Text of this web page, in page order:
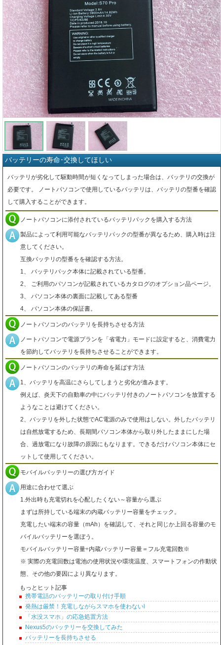
バッテリーの寿命･交換してほしい
バッテリが劣化して駆動時間が短くなってしまった場合は、バッテリの交換が
必要です。 ノートパソコンで使用しているバッテリは、バッテリの型番を確認
して購入することができます。
ノートパソコンに添付されているバッテリパックを購入する方法
製品によって利用可能なバッテリパックの型番が異なるため、購入時は注
意してください。
互換バッテリの型番をを確認する方法。
1、 バッテリパック本体に記載されている型番。
2、 ご利用のパソコンが記載されているカタログのオプション品ページ。
3、 パソコン本体の裏面に記載してある型番
4、 パソコン本体の保証書。
ノートパソコンのバッテリを長持ちさせる方法
ノートパソコンで電源プランを「省電力」モードに設定すると、消費電力
を節約してバッテリを長持ちさせることができます。
ノートパソコンのバッテリの寿命を延ばす方法
1、バッテリを高温にさらしてしまうと劣化が進みます。
例えば、炎天下の自動車の中にバッテリ付きのノートパソコンを放置する
ようなことは避けてください。
2、バッテリを外した状態でAC電源のみで使用はしない。外したバッテリ
は自然放電するため、長期間パソコン本体から取り外したままにした場
合、過放電になり故障の原因にもなります。できるだけパソコン本体にセ
ットして使用してください。
モバイルバッテリーの選び方ガイド
用途に合わせて選ぶ
1.外出時も充電切れを心配したくない～容量から選ぶ
まずは所持している端末の内蔵バッテリー容量をチェック。
充電したい端末の容量（mAh）を確認して、それと同じか上回る容量のモ
バイルバッテリーを選ぼう。
モバイルバッテリー容量÷内蔵バッテリー容量＝フル充電回数※
※ 実際の充電回数は電池の使用状況や環境温度、スマートフォンの作動状
態、その他の要因により異なります。
もっとヒット記事
携帯電話のバッテリーの取り付け手順
発熱は厳禁！充電しながらスマホを使わないl
「水没スマホ」の応急処置方法
Nexus5のバッテリーを交換してみた
バッテリーを長持ちさせる